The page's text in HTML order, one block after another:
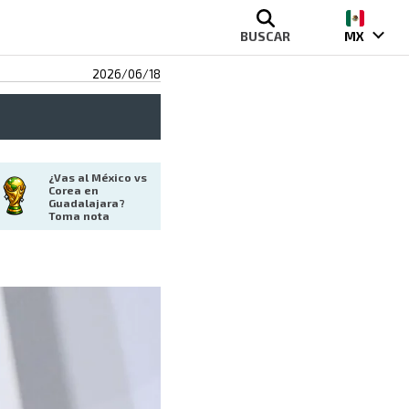
BUSCAR MX
2026/06/18
¿Vas al México vs
Corea en
Guadalajara?
Toma nota